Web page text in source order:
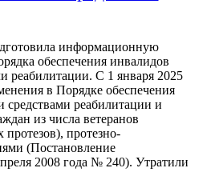
информационную
обеспечения инвалидов
реабилитации. С 1 января 2025
в Порядке обеспечения
средствами реабилитации и
из числа ветеранов
протезно-
(Постановление
2008 года № 240). Утратили